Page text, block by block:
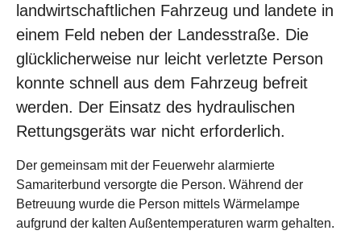
landwirtschaftlichen Fahrzeug und landete in
einem Feld neben der Landesstraße. Die
glücklicherweise nur leicht verletzte Person
konnte schnell aus dem Fahrzeug befreit
werden. Der Einsatz des hydraulischen
Rettungsgeräts war nicht erforderlich.
Der gemeinsam mit der Feuerwehr alarmierte
Samariterbund versorgte die Person. Während der
Betreuung wurde die Person mittels Wärmelampe
aufgrund der kalten Außentemperaturen warm gehalten.